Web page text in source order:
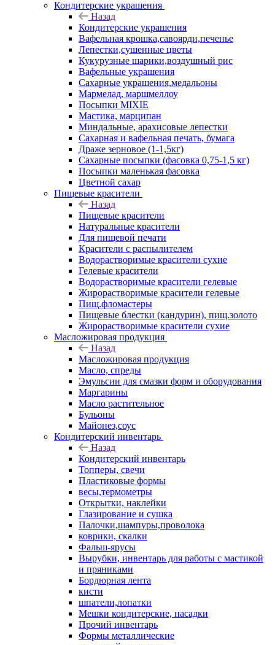
Кондитерские украшения
Назад
Кондитерские украшения
Вафельная крошка,савоярди,печенье
Лепестки,сушенные цветы
Кукурузные шарики,воздушный рис
Вафельные украшения
Сахарные украшения,медальоны
Мармелад, маршмеллоу
Посыпки MIXIE
Мастика, марципан
Миндальные, арахисовые лепестки
Сахарная и вафельная печать, бумага
Драже зерновое (1-1,5кг)
Сахарные посыпки (фасовка 0,75-1,5 кг)
Посыпки маленькая фасовка
Цветной сахар
Пищевые красители
Назад
Пищевые красители
Натуральные красители
Для пищевой печати
Красители с распылителем
Водорастворимые красители сухие
Гелевые красители
Водорастворимые красители гелевые
Жирорастворимые красители гелевые
Пищ.фломастеры
Пищевые блестки (кандурин), пищ.золото
Жирорастворимые красители сухие
Масложировая продукция
Назад
Масложировая продукция
Масло, спреды
Эмульсии для смазки форм и оборудования
Маргарины
Масло растительное
Бульоны
Майонез,соус
Кондитерский инвентарь
Назад
Кондитерский инвентарь
Топперы, свечи
Пластиковые формы
весы,термометры
Открытки, наклейки
Глазирование и сушка
Палочки,шампуры,проволока
коврики, скалки
Фальш-ярусы
Вырубки, инвентарь для работы с мастикой
и пряниками
Бордюрная лента
кисти
шпатели,лопатки
Мешки кондитерские, насадки
Прочий инвентарь
Формы металлические